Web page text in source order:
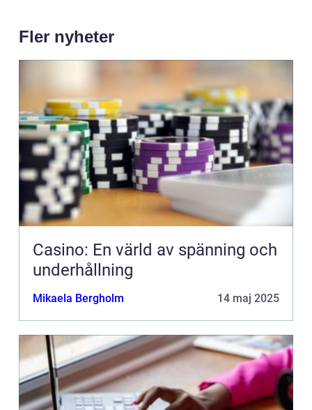
Fler nyheter
Casino: En värld av spänning och
underhållning
Mikaela Bergholm 14 maj 2025